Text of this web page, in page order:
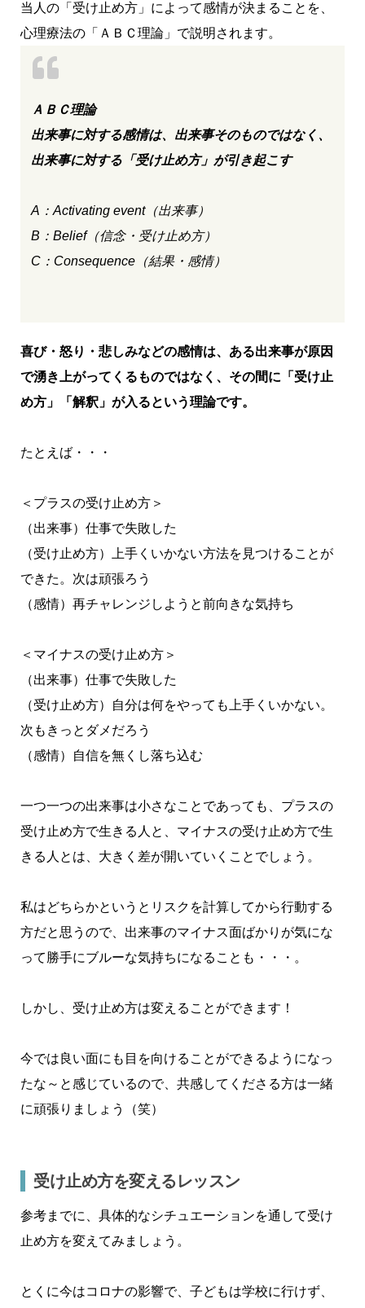
当人の「受け止め方」によって感情が決まることを、
心理療法の「ＡＢＣ理論」で説明されます。
ＡＢＣ理論
出来事に対する感情は、出来事そのものではなく、
出来事に対する「受け止め方」が引き起こす
A：Activating event（出来事）
B：Belief（信念・受け止め方）
C：Consequence（結果・感情）
喜び・怒り・悲しみなどの感情は、ある出来事が原因
で湧き上がってくるものではなく、その間に「受け止
め方」「解釈」が入るという理論です。
たとえば・・・
＜プラスの受け止め方＞
（出来事）仕事で失敗した
（受け止め方）上手くいかない方法を見つけることが
できた。次は頑張ろう
（感情）再チャレンジしようと前向きな気持ち
＜マイナスの受け止め方＞
（出来事）仕事で失敗した
（受け止め方）自分は何をやっても上手くいかない。
次もきっとダメだろう
（感情）自信を無くし落ち込む
一つ一つの出来事は小さなことであっても、プラスの
受け止め方で生きる人と、マイナスの受け止め方で生
きる人とは、大きく差が開いていくことでしょう。
私はどちらかというとリスクを計算してから行動する
方だと思うので、出来事のマイナス面ばかりが気にな
って勝手にブルーな気持ちになることも・・・。
しかし、受け止め方は変えることができます！
今では良い面にも目を向けることができるようになっ
たな～と感じているので、共感してくださる方は一緒
に頑張りましょう（笑）
受け止め方を変えるレッスン
参考までに、具体的なシチュエーションを通して受け
止め方を変えてみましょう。
とくに今はコロナの影響で、子どもは学校に行けず、